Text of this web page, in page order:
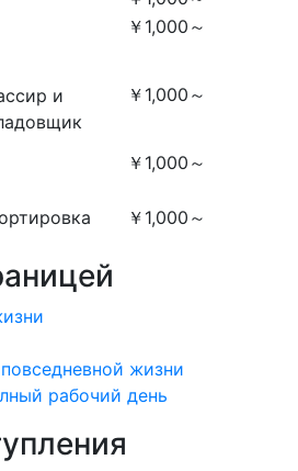
￥1,000～
и
￥1,000～
￥1,000～
￥1,000～
жизни
рабочий день